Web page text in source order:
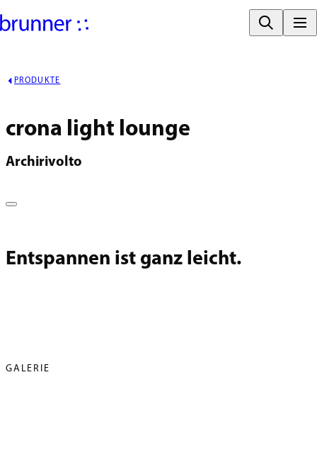
PRODUKTE
crona light lounge
Archirivolto
Entspannen ist ganz leicht.
GALERIE